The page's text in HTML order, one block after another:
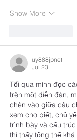
Show More
uy888jpnet
Jul 23
Tối qua mình đọc
trên một diễn đàn,
chèn vào giữa câu
xem cho biết, chủ
trình bày và cấu
thì thấy tổng thể